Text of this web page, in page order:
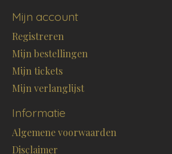
Mijn account
Registreren
Mijn bestellingen
Mijn tickets
Mijn verlanglijst
Informatie
Algemene voorwaarden
Disclaimer